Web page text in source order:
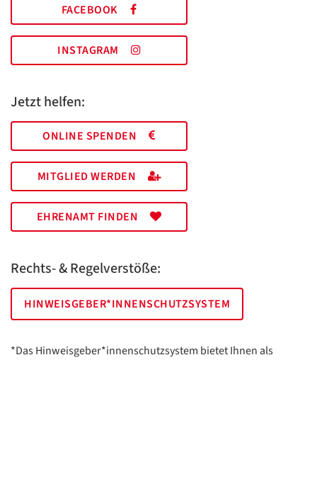
FACEBOOK
INSTAGRAM
Jetzt helfen:
ONLINE SPENDEN
MITGLIED WERDEN
EHRENAMT FINDEN
Rechts- & Regelverstöße:
HINWEISGEBER*INNENSCHUTZSYSTEM
*Das Hinweisgeber*innenschutzsystem bietet Ihnen als